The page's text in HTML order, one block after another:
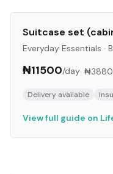
Suitcase set
Everyday Essentials ·
₦11500/day·
Delivery available
View full guide on